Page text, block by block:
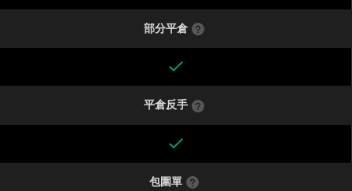
部分平倉
平倉反手
包圍單